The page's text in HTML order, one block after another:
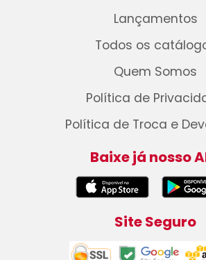
Lançamentos
Todos os
Quem Somos
Política de
Política de Troca e
Baixe já nosso
Site Seguro